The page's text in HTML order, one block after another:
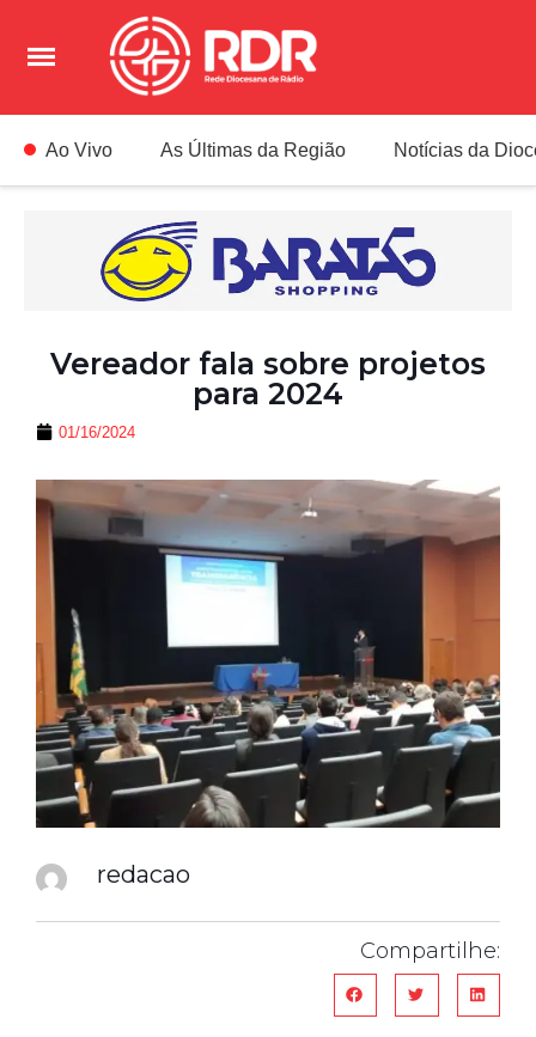
Ao Vivo As Últimas da Região Notícias da
Vereador fala sobre projetos
para 2024
01/16/2024
redacao
Compartilhe: